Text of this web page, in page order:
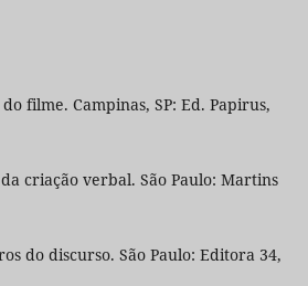
filme. Campinas, SP: Ed. Papirus,
criação verbal. São Paulo: Martins
do discurso. São Paulo: Editora 34,